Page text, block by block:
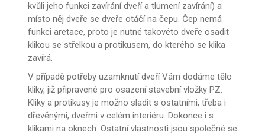
kvůli jeho funkci zavírání dveří a tlumení zavírání) a
místo něj dveře se dveře otáčí na čepu. Čep nemá
funkci aretace, proto je nutné takovéto dveře osadit
klikou se střelkou a protikusem, do kterého se klika
zavírá.
V případě potřeby uzamknutí dveří Vám dodáme tělo
kliky, již připravené pro osazení stavební vložky PZ.
Kliky a protikusy je možno sladit s ostatními, třeba i
dřevěnými, dveřmi v celém interiéru. Dokonce i s
klikami na oknech. Ostatní vlastnosti jsou společné se